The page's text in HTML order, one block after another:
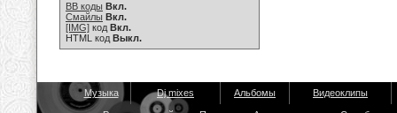
BB коды Вкл.
Смайлы Вкл.
[IMG] код Вкл.
HTML код Выкл.
Музыка Dj mixes Альбомы Видеоклипы